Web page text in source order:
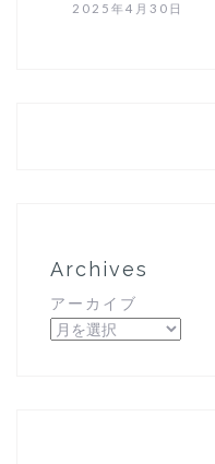
2025年4月30日
Archives
アーカイブ